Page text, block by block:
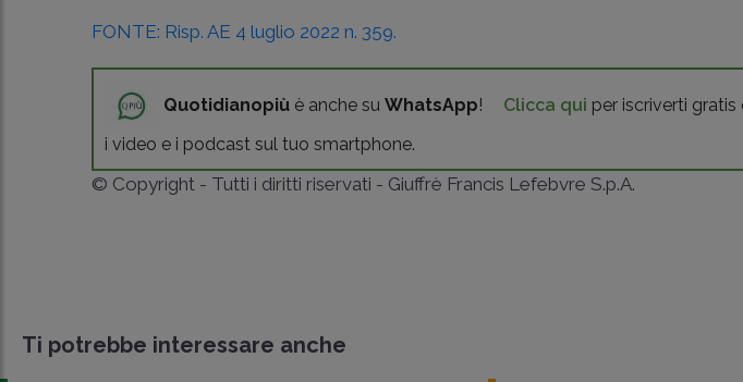
FONTE: Risp. AE 4 luglio 2022 n. 359.
Quotidianopiù è anche suWhatsApp! Clicca qui per iscriverti
i video e i podcast sul tuo smartphone.
© Copyright - Tutti i diritti riservati - Giuffrè Francis Lefebvre S.p.A.
Ti potrebbe interessare anche